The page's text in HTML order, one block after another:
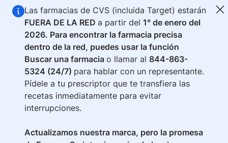
Saltar al contenido principal
Las farmacias de CVS (incluida Target) estarán
FUERA DE LA RED a partir del 1° de enero del
2026. Para encontrar la farmacia precisa
dentro de la red, puedes usar la función
Buscar una farmacia o llamar al 844-863-
5324 (24/7) para hablar con un representante.
Pídele a tu prescriptor que te transfiera las
recetas inmediatamente para evitar
interrupciones.
Actualizamos nuestra marca, pero la promesa